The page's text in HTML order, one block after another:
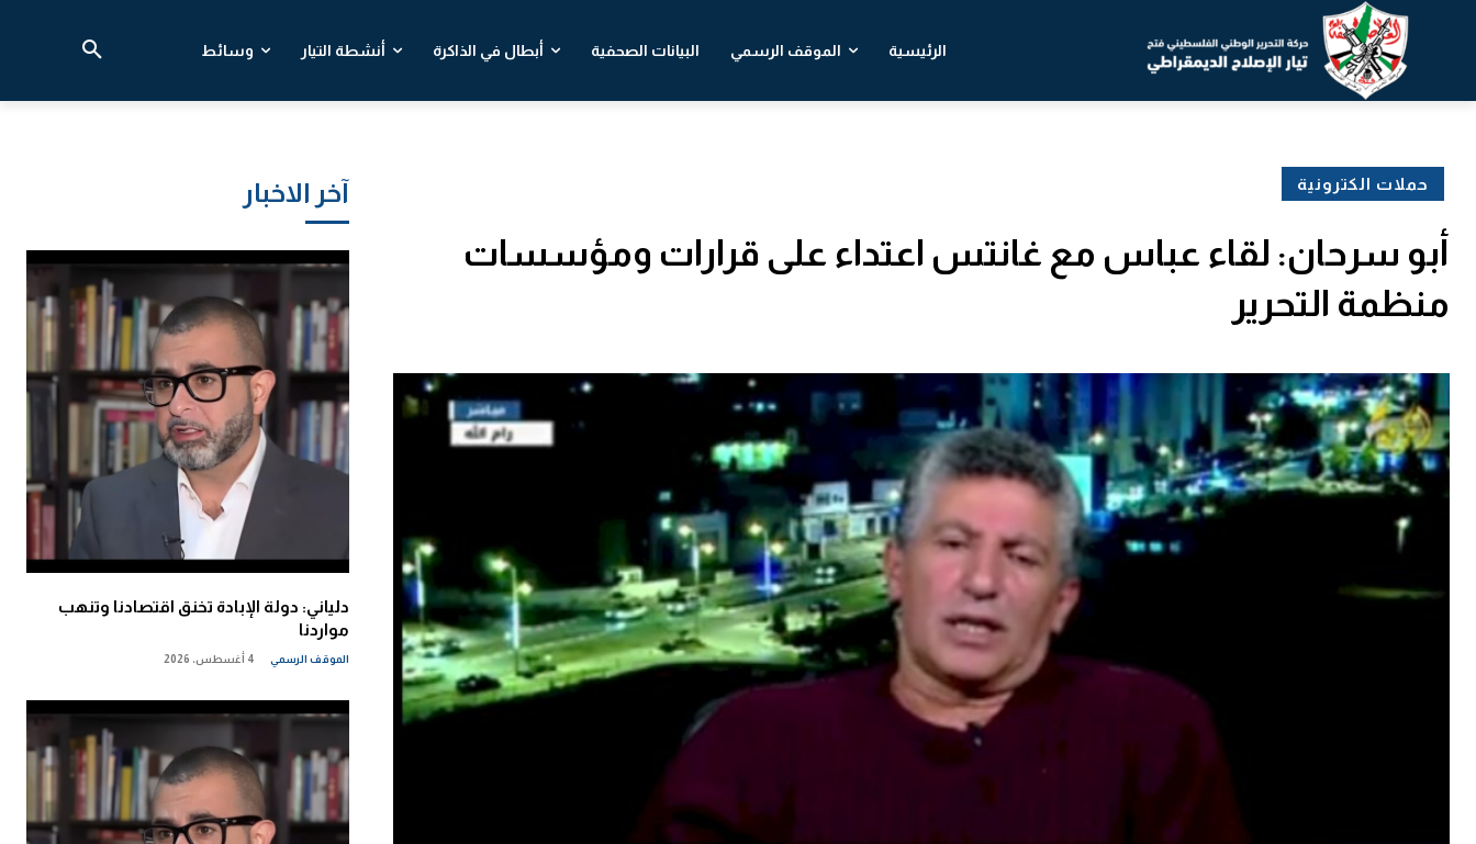
الرئيسية الموقف الرسمي البيانات الصحفية أبطال في الذاكرة أنشطة التيار وسائط
آخر الاخبار
دلياني: دولة الإبادة تخنق اقتصادنا وتنهب
مواردنا
الموقف الرسمي 4 أغسطس، 2026
حملات الكترونية
أبو سرحان: لقاء عباس مع غانتس اعتداء على قرارات ومؤسسات
منظمة التحرير